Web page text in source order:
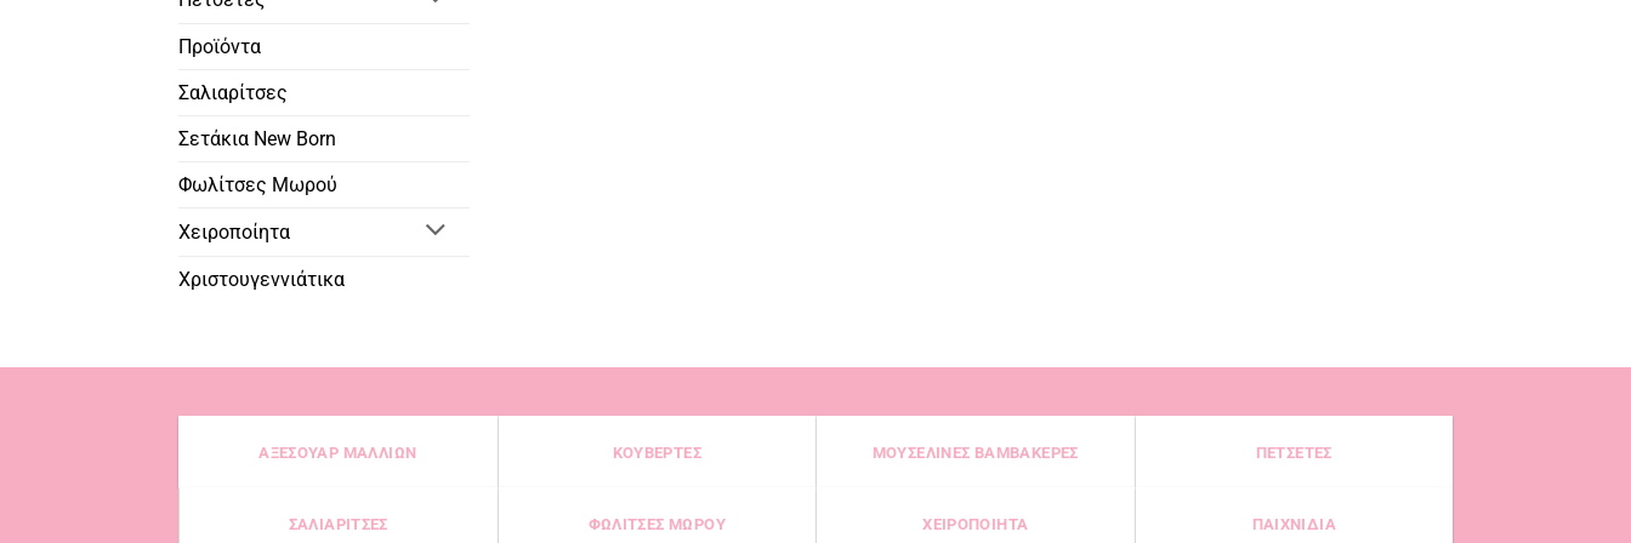
Προϊόντα
Σαλιαρίτσες
Σετάκια New Born
Φωλίτσες Μωρού
Χειροποίητα
Χριστουγεννιάτικα
ΑΞΕΣΟΥΑΡ ΜΑΛΛΙΩΝ ΚΟΥΒΕΡΤΕΣ ΜΟΥΣΕΛΙΝΕΣ ΒΑΜΒΑΚΕΡΕΣ ΠΕΤΣΕΤΕΣ
ΣΑΛΙΑΡΙΤΣΕΣ ΦΩΛΙΤΣΕΣ ΜΩΡΟΥ ΧΕΙΡΟΠΟΙΗΤΑ ΠΑΙΧΝΙΔΙΑ